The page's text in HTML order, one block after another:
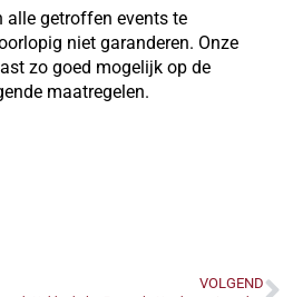
alle getroffen events te
niet garanderen. Onze
zo goed mogelijk op de
maatregelen.
VOLGEND